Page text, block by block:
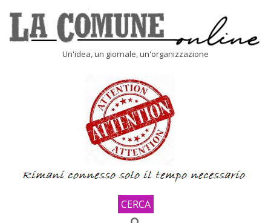
content
Un'idea, un giornale, un'organizzazione
CERCA
Search